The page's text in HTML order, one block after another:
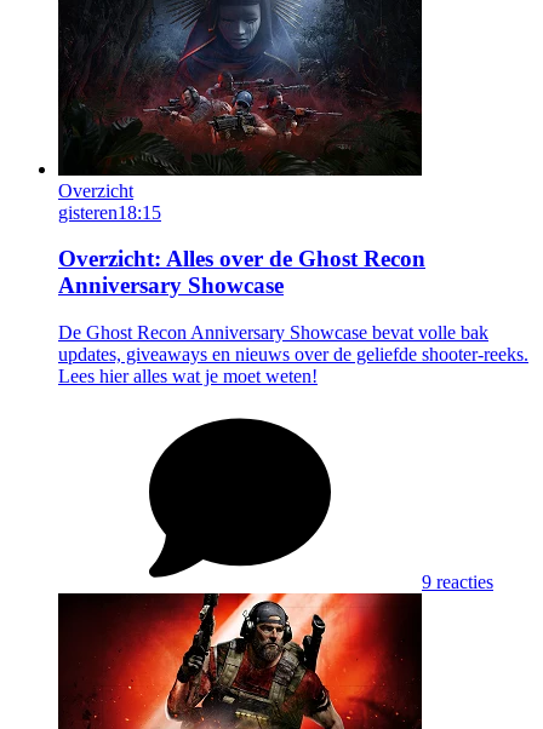
Overzicht
gisteren18:15
Overzicht: Alles over de Ghost Recon
Anniversary Showcase
De Ghost Recon Anniversary Showcase bevat volle bak
updates, giveaways en nieuws over de geliefde shooter-reeks.
Lees hier alles wat je moet weten!
9 reacties